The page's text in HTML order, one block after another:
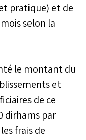
pratique) et de
selon la
le montant du
et
de ce
dirhams par
frais de